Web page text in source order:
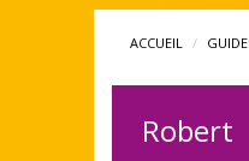
ACCUEIL
Robert